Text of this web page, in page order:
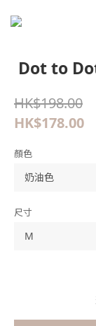
Dot to
HK$198.00
HK$178.00
顏色
尺寸